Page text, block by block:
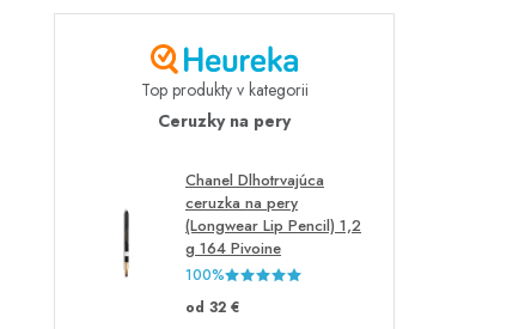
Top produkty v kategorii
Ceruzky na pery
Chanel Dlhotrvajúca
ceruzka na pery
(Longwear Lip Pencil) 1,2
g 164 Pivoine
100%
od 32 €